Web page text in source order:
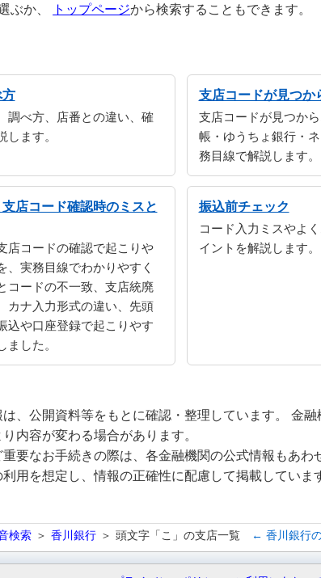
ぶか、
トップページから検索することもできます。
調べ方、店番との違い、確
します。
支店コードが見つか
支店コードが見つか
帳・ゆうちょ銀行・
務目線で解説します。
店コード確認時のミスと
店コードの確認で起こりや
、実務目線でわかりやすく
コードの不一致、支店統廃
カナ入力形式の違い、先頭
込や口座登録で起こりやす
ました。
振込前チェック
コード入力ミスやよ
イントを解説します。
、公開資料等をもとに確認・整理しています。 金
内容が変わる場合があります。
要なお手続きの際は、各金融機関の公式情報もあわ
用を想定し、情報の正確性に配慮して掲載していま
検索 香川銀行 頭文字「こ」の支店一覧 ← 香川銀行